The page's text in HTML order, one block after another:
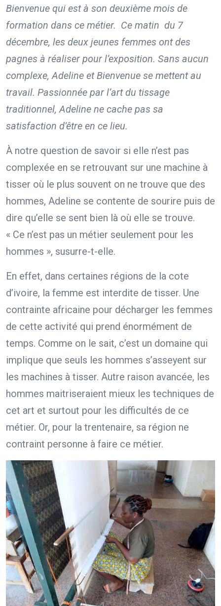
Bienvenue qui est à son deuxième mois de
formation dans ce métier. Ce matin du 7
décembre, les deux jeunes femmes ont des
pagnes à réaliser pour l’exposition. Sans aucun
complexe, Adeline et Bienvenue se mettent au
travail. Passionnée par l’art du tissage
traditionnel, Adeline ne cache pas sa
satisfaction d’être en ce lieu.
À notre question de savoir si elle n’est pas
complexée en se retrouvant sur une machine à
tisser où le plus souvent on ne trouve que des
hommes, Adeline se contente de sourire puis de
dire qu’elle se sent bien là où elle se trouve.
« Ce n’est pas un métier seulement pour les
hommes », susurre-t-elle.
En effet, dans certaines régions de la cote
d’ivoire, la femme est interdite de tisser. Une
contrainte africaine pour décharger les femmes
de cette activité qui prend énormément de
temps. Comme on le sait, c’est un domaine qui
implique que seuls les hommes s’asseyent sur
les machines à tisser. Autre raison avancée, les
hommes maitriseraient mieux les techniques de
cet art et surtout pour les difficultés de ce
métier. Or, pour la trentenaire, sa région ne
contraint personne à faire ce métier.